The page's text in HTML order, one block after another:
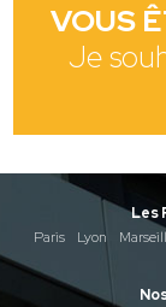
VOUS
Je
Les
Paris
Lyon